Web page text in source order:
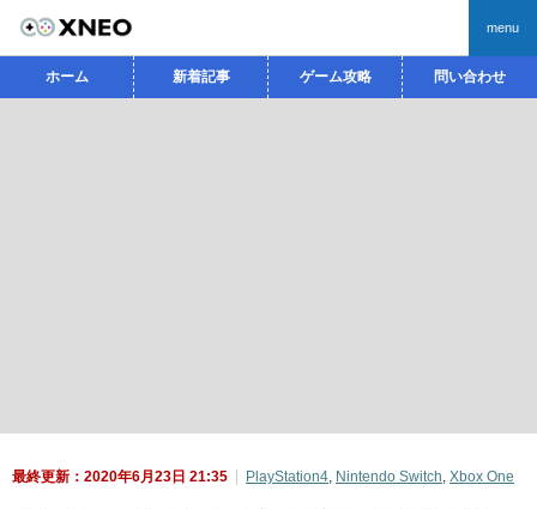
menu
ホーム 新着記事 ゲーム攻略 問い合わせ
最終更新：2020年6月23日 21:35 PlayStation4, Nintendo Switch, Xbox One